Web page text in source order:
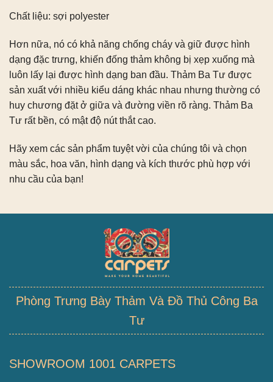
Chất liệu: sợi polyester
Hơn nữa, nó có khả năng chống cháy và giữ được hình
dạng đặc trưng, ​​khiến đống thảm không bị xẹp xuống mà
luôn lấy lại được hình dạng ban đầu. Thảm Ba Tư được
sản xuất với nhiều kiểu dáng khác nhau nhưng thường có
huy chương đặt ở giữa và đường viền rõ ràng. Thảm Ba
Tư rất bền, có mật độ nút thắt cao.
Hãy xem các sản phẩm tuyệt vời của chúng tôi và chọn
màu sắc, hoa văn, hình dạng và kích thước phù hợp với
nhu cầu của bạn!
Phòng Trưng Bày Thảm Và Đồ Thủ Công Ba
Tư
SHOWROOM 1001 CARPETS